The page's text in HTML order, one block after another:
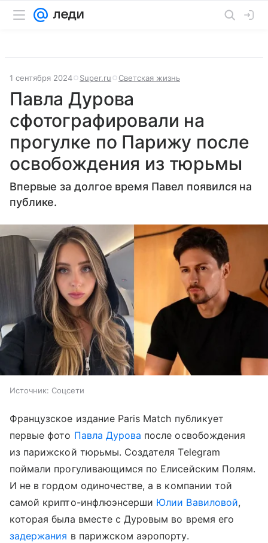
1 сентября 2024 Super.ru Светская жизнь
Павла Дурова
сфотографировали на
прогулке по Парижу после
освобождения из тюрьмы
Впервые за долгое время Павел появился на
публике.
Источник: Соцсети
Французское издание Paris Match публикует
первые фото Павла Дурова после освобождения
из парижской тюрьмы. Создателя Telegram
поймали прогуливающимся по Елисейским Полям.
И не в гордом одиночестве, а в компании той
самой крипто-инфлюэнсерши Юлии Вавиловой,
которая была вместе с Дуровым во время его
задержания в парижском аэропорту.